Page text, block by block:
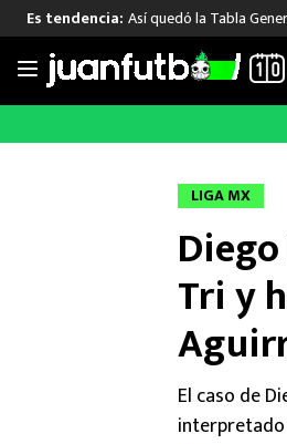
Saltar
Es tendencia: Así quedó la Tabla
LIGA MX
Chivas de Guadalajara
Liga MX Femenil
FUT
Las
LIGA MX
Tri y
El caso de